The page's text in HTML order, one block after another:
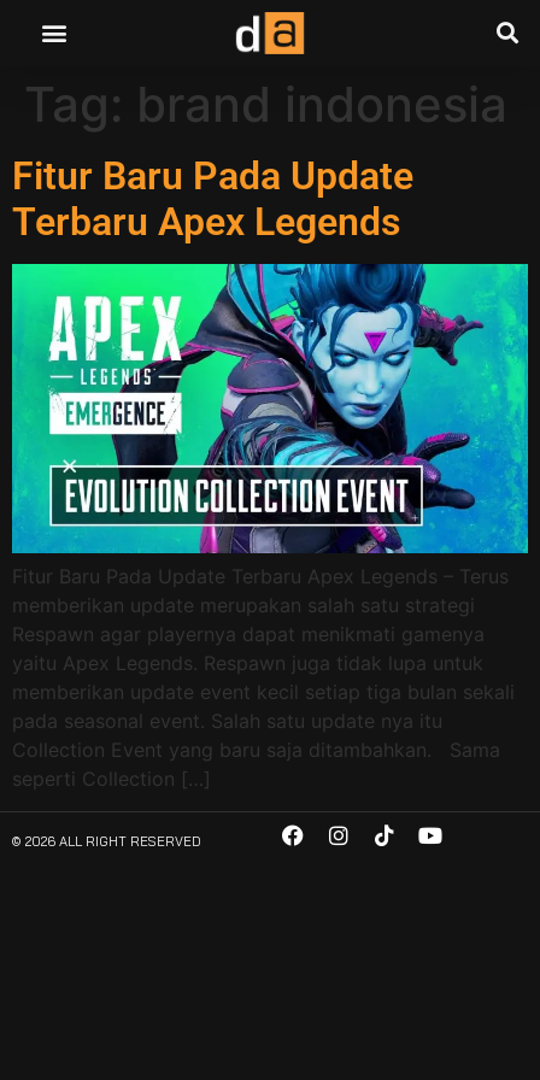
Tag: brand indonesia
Fitur Baru Pada Update
Terbaru Apex Legends
Fitur Baru Pada Update Terbaru Apex Legends – Terus
memberikan update merupakan salah satu strategi
Respawn agar playernya dapat menikmati gamenya
yaitu Apex Legends. Respawn juga tidak lupa untuk
memberikan update event kecil setiap tiga bulan sekali
pada seasonal event. Salah satu update nya itu
Collection Event yang baru saja ditambahkan. Sama
seperti Collection […]
© 2026 ALL RIGHT RESERVED